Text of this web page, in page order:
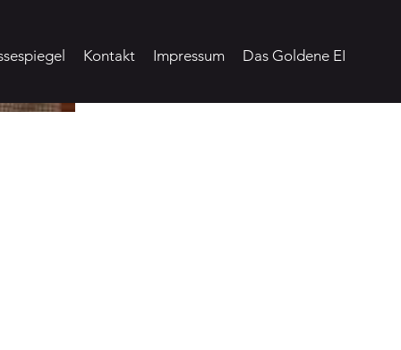
Kontakt Impressum Das Goldene EI